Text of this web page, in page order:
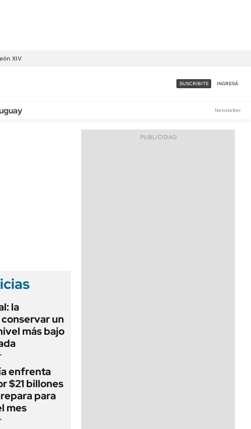
XIV
ACCESO FULL - $1.800/MES
SUSCRIBITE INGRESÁ
Newsletter
la
un
más bajo
enfrenta
$21 billones
para
mes